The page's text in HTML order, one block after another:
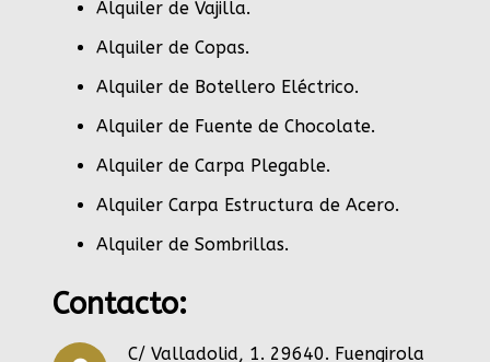
Alquiler de Vajilla.
Alquiler de Copas.
Alquiler de Botellero Eléctrico.
Alquiler de Fuente de Chocolate.
Alquiler de Carpa Plegable.
Alquiler Carpa Estructura de Acero.
Alquiler de Sombrillas.
Contacto:
C/ Valladolid, 1. 29640. Fuengirola